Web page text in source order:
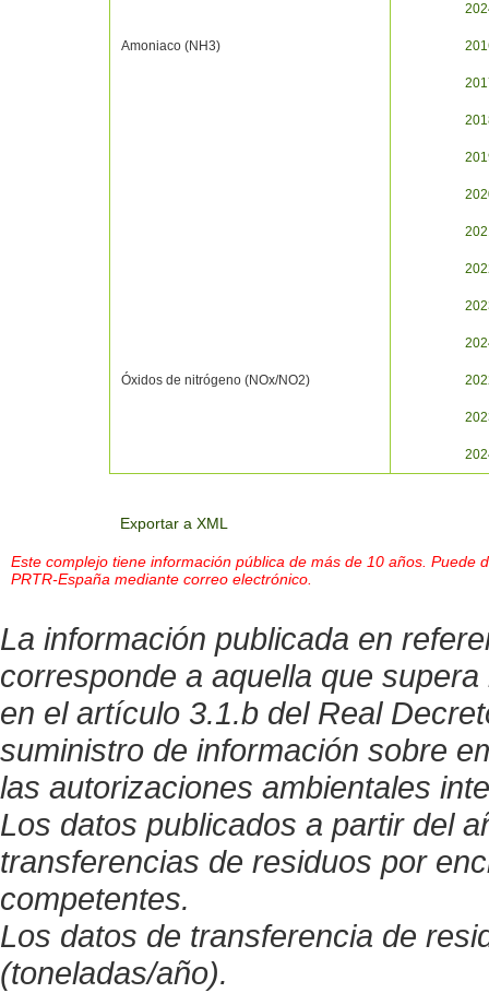
Amoniaco (NH3)
Óxidos de nitrógeno (NOx/NO2)
Exportar a XML
Este complejo tiene información pública de más de 10 años.
PRTR-España mediante correo electrónico.
La información publicada en
corresponde a aquella que
en el artículo 3.1.b del Real
suministro de información sobre
las autorizaciones ambientales
Los datos publicados a partir del
transferencias de residuos por
competentes.
Los datos de transferencia de
(toneladas/año).